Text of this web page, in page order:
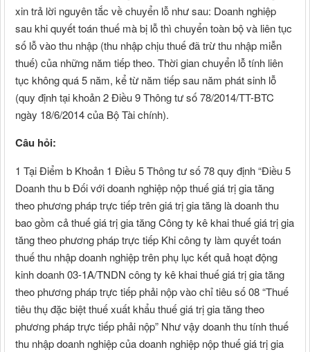
xin trả lời nguyên tắc về chuyển lỗ như sau: Doanh nghiệp
sau khi quyết toán thuế mà bị lỗ thì chuyển toàn bộ và liên tục
số lỗ vào thu nhập (thu nhập chịu thuế đã trừ thu nhập miễn
thuế) của những năm tiếp theo. Thời gian chuyển lỗ tính liên
tục không quá 5 năm, kể từ năm tiếp sau năm phát sinh lỗ
(quy định tại khoản 2 Điều 9 Thông tư số 78/2014/TT-BTC
ngày 18/6/2014 của Bộ Tài chính).
Câu hỏi:
1 Tại Điểm b Khoản 1 Điều 5 Thông tư số 78 quy định “Điều 5
Doanh thu b Đối với doanh nghiệp nộp thuế giá trị gia tăng
theo phương pháp trực tiếp trên giá trị gia tăng là doanh thu
bao gồm cả thuế giá trị gia tăng Công ty kê khai thuế giá trị gia
tăng theo phương pháp trực tiếp Khi công ty làm quyết toán
thuế thu nhập doanh nghiệp trên phụ lục kết quả hoạt động
kinh doanh 03-1A/TNDN công ty kê khai thuế giá trị gia tăng
theo phương pháp trực tiếp phải nộp vào chỉ tiêu số 08 “Thuế
tiêu thụ đặc biệt thuế xuất khẩu thuế giá trị gia tăng theo
phương pháp trực tiếp phải nộp” Như vậy doanh thu tính thuế
thu nhập doanh nghiệp của doanh nghiệp nộp thuế giá trị gia